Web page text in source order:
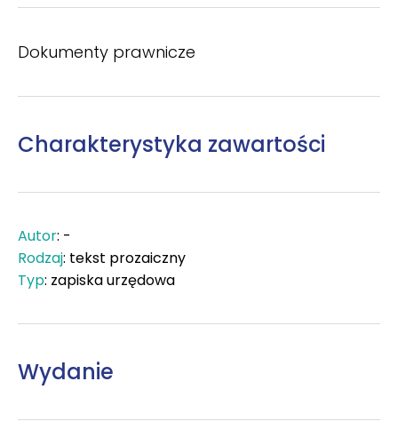
Dokumenty prawnicze
Charakterystyka zawartości
Autor: -
Rodzaj: tekst prozaiczny
Typ: zapiska urzędowa
Wydanie